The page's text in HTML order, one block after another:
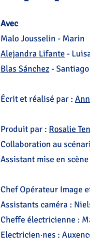
Avec
Malo Jousselin - Marin
Alejandra Lifante -
Blas Sánchez- Santiago
Écrit et réalisé par :
Produit par : Rosalie
Collaboration au
Assistant mise en scène
Chef Opérateur Image
Assistants caméra :
Cheffe électricienne :
Electricien·nes :